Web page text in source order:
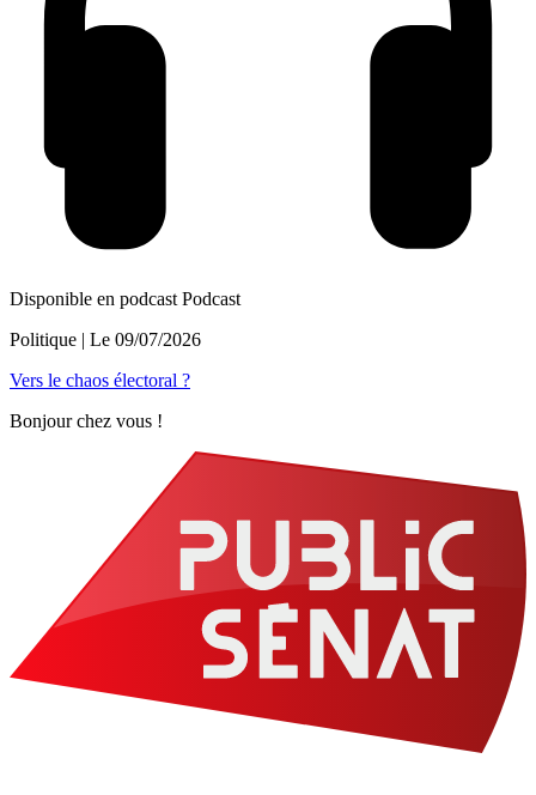
Disponible en podcast Podcast
Politique | Le 09/07/2026
Vers le chaos électoral ?
Bonjour chez vous !